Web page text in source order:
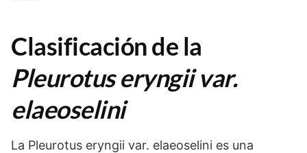
Clasificación de la
Pleurotus eryngii var.
elaeoselini
La Pleurotus eryngii var. elaeoselini es una